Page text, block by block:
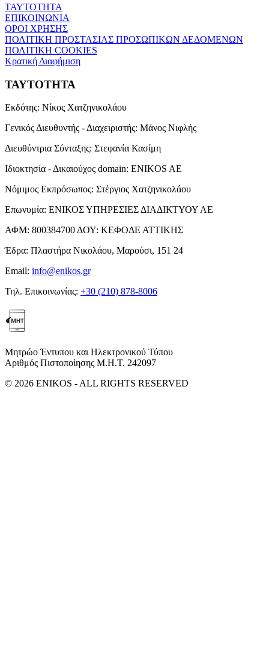
ΤΑΥΤΟΤΗΤΑ
ΕΠΙΚΟΙΝΩΝΙΑ
ΟΡΟΙ ΧΡΗΣΗΣ
ΠΟΛΙΤΙΚΗ ΠΡΟΣΤΑΣΙΑΣ ΠΡΟΣΩΠΙΚΩΝ ΔΕΔΟΜΕΝΩΝ
ΠΟΛΙΤΙΚΗ COOKIES
Κρατική Διαφήμιση
ΤΑΥΤΟΤΗΤΑ
Εκδότης: Νίκος Χατζηνικολάου
Γενικός Διευθυντής - Διαχειριστής: Μάνος Νιφλής
Διευθύντρια Σύνταξης: Στεφανία Κασίμη
Ιδιοκτησία - Δικαιούχος domain: ENIKOS AE
Νόμιμος Εκπρόσωπος: Στέργιος Χατζηνικολάου
Επωνυμία: ΕΝΙΚΟΣ ΥΠΗΡΕΣΙΕΣ ΔΙΑΔΙΚΤΥΟΥ ΑΕ
ΑΦΜ: 800384700ΔΟΥ: ΚΕΦΟΔΕ ΑΤΤΙΚΗΣ
Έδρα: Πλαστήρα Νικολάου, Μαρούσι, 151 24
Email: info@enikos.gr
Τηλ. Επικοινωνίας: +30 (210) 878-8006
Μητρώο Έντυπου και Ηλεκτρονικού Τύπου
Αριθμός Πιστοποίησης Μ.Η.Τ. 242097
© 2026 ENIKOS - ALL RIGHTS RESERVED